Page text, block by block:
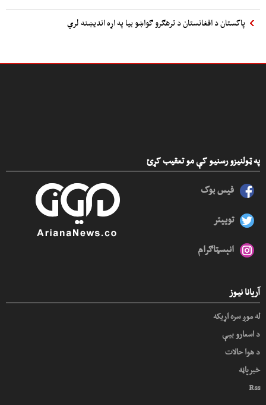
پاکستان د افغانستان د ترهګرو ګواښو بیا په اړه اندیښنه لري
په ټولنیزو رسنیو کې مو تعقیب کړئ
فیس بوک
توییتر
انېسټاګرام
آریانا نیوز
له موږ سره اړیکه
د اسعارو بیې
د هوا حالات
خبرپاڼه
Rss